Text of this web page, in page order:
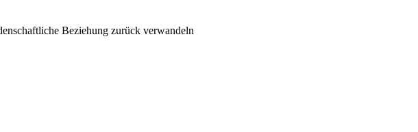
Beziehung zurück verwandeln